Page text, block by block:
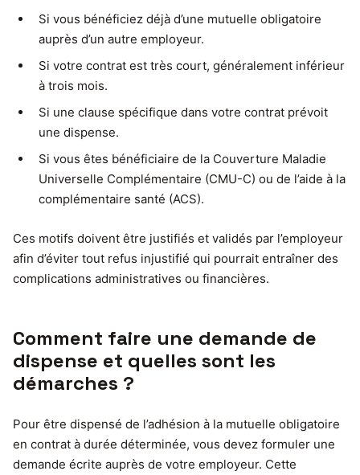
Si vous bénéficiez déjà d’une mutuelle obligatoire
auprès d’un autre employeur.
Si votre contrat est très court, généralement inférieur
à trois mois.
Si une clause spécifique dans votre contrat prévoit
une dispense.
Si vous êtes bénéficiaire de la Couverture Maladie
Universelle Complémentaire (CMU-C) ou de l’aide à la
complémentaire santé (ACS).
Ces motifs doivent être justifiés et validés par l’employeur
afin d’éviter tout refus injustifié qui pourrait entraîner des
complications administratives ou financières.
Comment faire une demande de
dispense et quelles sont les
démarches ?
Pour être dispensé de l’adhésion à la mutuelle obligatoire
en contrat à durée déterminée, vous devez formuler une
demande écrite auprès de votre employeur. Cette